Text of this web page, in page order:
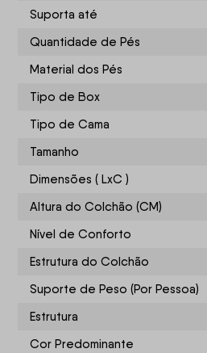
Suporta até
Quantidade de Pés
Material dos Pés
Tipo de Box
Tipo de Cama
Tamanho
Dimensões ( LxC )
Altura do Colchão (CM)
Nível de Conforto
Estrutura do Colchão
Suporte de Peso (Por Pessoa)
Estrutura
Cor Predominante